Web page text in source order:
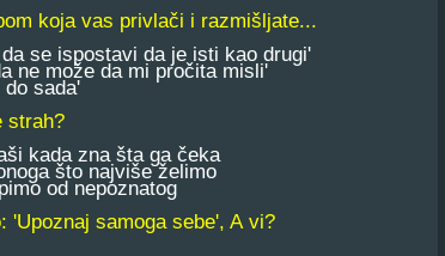
koja vas privlači i razmišljate...
se ispostavi da je isti kao drugi'
ne može da mi pročita misli'
sada'
strah?
kada zna šta ga čeka
što najviše želimo
od nepoznatog
'Upoznaj samoga sebe', A vi?